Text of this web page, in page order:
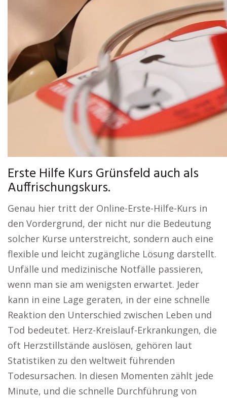
Erste Hilfe Kurs Grünsfeld auch als
Auffrischungskurs.
Genau hier tritt der Online-Erste-Hilfe-Kurs in
den Vordergrund, der nicht nur die Bedeutung
solcher Kurse unterstreicht, sondern auch eine
flexible und leicht zugängliche Lösung darstellt.
Unfälle und medizinische Notfälle passieren,
wenn man sie am wenigsten erwartet. Jeder
kann in eine Lage geraten, in der eine schnelle
Reaktion den Unterschied zwischen Leben und
Tod bedeutet. Herz-Kreislauf-Erkrankungen, die
oft Herzstillstände auslösen, gehören laut
Statistiken zu den weltweit führenden
Todesursachen. In diesen Momenten zählt jede
Minute, und die schnelle Durchführung von